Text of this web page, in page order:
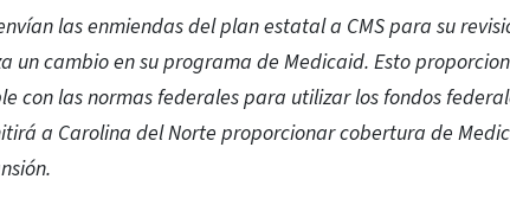
las enmiendas del plan estatal a CMS para su
un cambio en su programa de Medicaid. Esto
con las normas federales para utilizar los fondos
a Carolina del Norte proporcionar cobertura de